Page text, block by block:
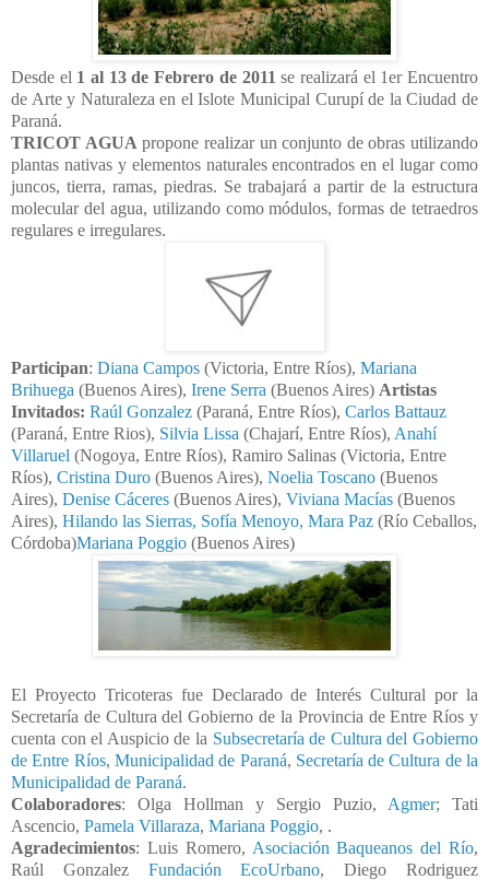
Desde el 1 al 13 de Febrero de 2011 se realizará el 1er Encuentro
de Arte y Naturaleza en el Islote Municipal Curupí de la Ciudad de
Paraná.
TRICOT AGUA propone realizar un conjunto de obras utilizando
plantas nativas y elementos naturales encontrados en el lugar como
juncos, tierra, ramas, piedras. Se trabajará a partir de la estructura
molecular del agua, utilizando como módulos, formas de tetraedros
regulares e irregulares.
Participan: Diana Campos (Victoria, Entre Ríos), Mariana
Brihuega (Buenos Aires), Irene Serra (Buenos Aires) Artistas
Invitados: Raúl Gonzalez (Paraná, Entre Ríos), Carlos Battauz
(Paraná, Entre Rios), Silvia Lissa (Chajarí, Entre Ríos), Anahí
Villaruel (Nogoya, Entre Ríos), Ramiro Salinas (Victoria, Entre
Ríos), Cristina Duro (Buenos Aires), Noelia Toscano (Buenos
Aires), Denise Cáceres (Buenos Aires), Viviana Macías (Buenos
Aires), Hilando las Sierras, Sofía Menoyo, Mara Paz (Río Ceballos,
Córdoba)Mariana Poggio (Buenos Aires)
El Proyecto Tricoteras fue Declarado de Interés Cultural por la
Secretaría de Cultura del Gobierno de la Provincia de Entre Ríos y
cuenta con el Auspicio de la Subsecretaría de Cultura del Gobierno
de Entre Ríos, Municipalidad de Paraná, Secretaría de Cultura de la
Municipalidad de Paraná.
Colaboradores: Olga Hollman y Sergio Puzio, Agmer; Tati
Ascencio, Pamela Villaraza, Mariana Poggio, .
Agradecimientos: Luis Romero, Asociación Baqueanos del Río,
Raúl Gonzalez Fundación EcoUrbano, Diego Rodriguez